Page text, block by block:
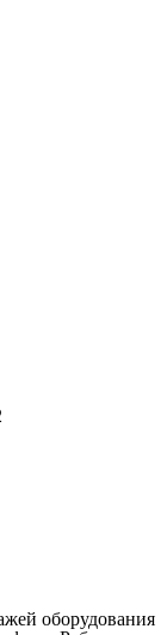
оборудования